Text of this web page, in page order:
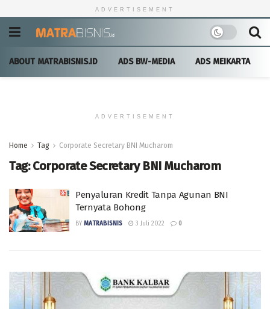
ADVERTISEMENT
ABOUT MATRABISNIS.ID ADS BW-MEDIA ADS MEIKARTA
ADVERTISEMENT
Home Tag Corporate Secretary BNI Mucharom
Tag:Corporate Secretary BNI Mucharom
Penyaluran Kredit Tanpa Agunan BNI
Ternyata Bohong
BY MATRABISNIS 3 Juli 2022 0